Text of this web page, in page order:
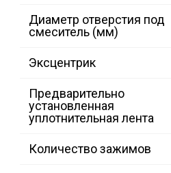
Диаметр отверстия под
смеситель (мм)
Эксцентрик
Предварительно
установленная
уплотнительная лента
Количество зажимов